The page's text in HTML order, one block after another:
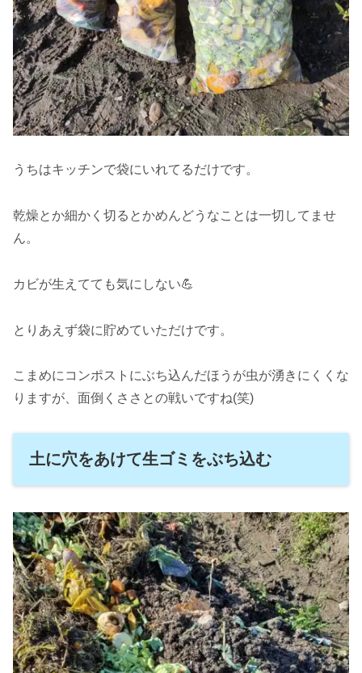
うちはキッチンで袋にいれてるだけです。
乾燥とか細かく切るとかめんどうなことは一切してませ
ん。
カビが生えてても気にしない💪
とりあえず袋に貯めていただけです。
こまめにコンポストにぶち込んだほうが虫が湧きにくくな
りますが、面倒くささとの戦いですね(笑)
土に穴をあけて生ゴミをぶち込む